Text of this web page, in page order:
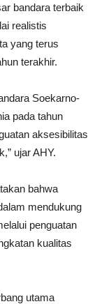
bandara terbaik
realistis
yang terus
terakhir.
Soekarno-
pada tahun
aksesibilitas
ujar AHY.
bahwa
mendukung
penguatan
kualitas
utama